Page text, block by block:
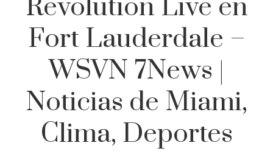
Revolution Live en
Fort Lauderdale –
WSVN 7News |
Noticias de Miami,
Clima, Deportes